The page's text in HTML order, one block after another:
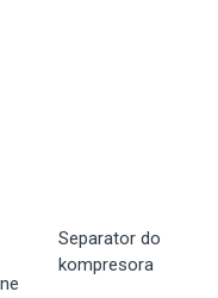
Separator do
kompresora